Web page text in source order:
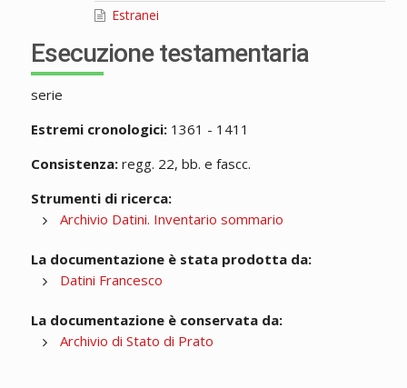
Estranei
Esecuzione testamentaria
serie
Estremi cronologici:1361 - 1411
Consistenza:regg. 22, bb. e fascc.
Strumenti di ricerca:
Archivio Datini. Inventario sommario
La documentazione è stata prodotta da:
Datini Francesco
La documentazione è conservata da:
Archivio di Stato di Prato